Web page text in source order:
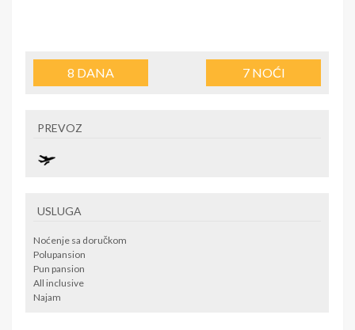
8 DANA 7NOĆI
PREVOZ
USLUGA
Noćenje sa doručkom
Polupansion
Pun pansion
All inclusive
Najam